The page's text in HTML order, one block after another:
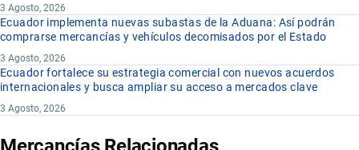
3 Agosto, 2026
Ecuador implementa nuevas subastas de la Aduana: Así podrán
comprarse mercancías y vehículos decomisados por el Estado
3 Agosto, 2026
Ecuador fortalece su estrategia comercial con nuevos acuerdos
internacionales y busca ampliar su acceso a mercados clave
3 Agosto, 2026